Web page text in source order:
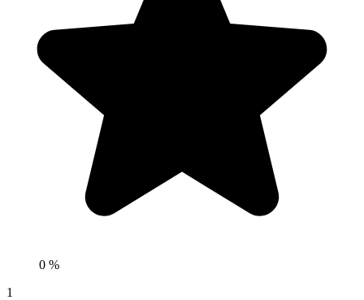
0 %
1